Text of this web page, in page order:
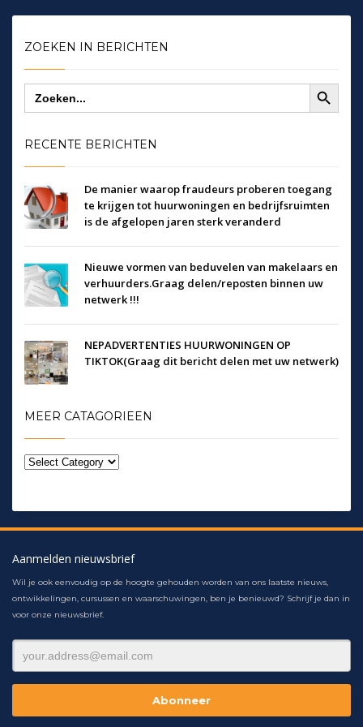
ZOEKEN IN BERICHTEN
Zoek
naar:
Zoekknop
RECENTE BERICHTEN
De manier waarop fraudeurs proberen toegang
te krijgen tot huurwoningen en bedrijfsruimten
is de afgelopen jaren sterk veranderd
Nieuwe vormen van beduvelen van makelaars en
verhuurders.Graag delen/reposten binnen uw
netwerk !!!
NEPADVERTENTIES HUURWONINGEN OP
TIKTOK(Graag dit bericht delen met uw netwerk)
MEER CATAGORIEEN
Aanmelden nieuwsbrief
Wil je ook eenvoudig op de hoogte gehouden worden van ons laatste nieuws,
ontwikkelingen, cursussen en waarschuwingen, ben je benieuwd? Schrijf je dan in
voor onze nieuwsbrief.